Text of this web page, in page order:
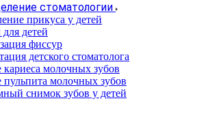
стоматологии
прикуса у детей
детей
фиссур
детского стоматолога
кариеса молочных зубов
пульпита молочных зубов
снимок зубов у детей